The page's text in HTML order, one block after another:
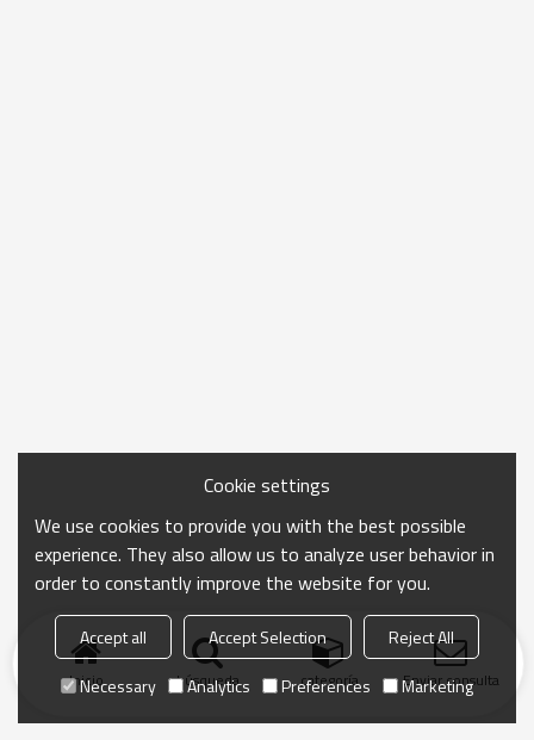
Inicio búsqueda categoría Enviar consulta
Cookie settings
We use cookies to provide you with the best possible
experience. They also allow us to analyze user behavior in
order to constantly improve the website for you.
Accept all Accept Selection
Reject All
Necessary
Analytics Preferences Marketing